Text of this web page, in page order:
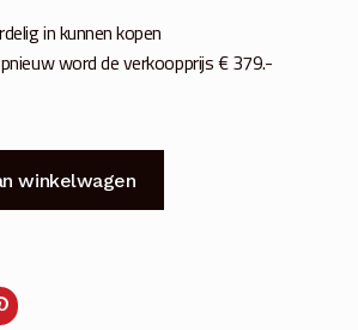
in kunnen kopen
word de verkoopprijs € 379.-
winkelwagen